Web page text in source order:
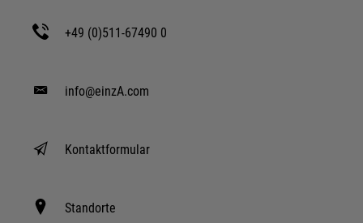
+49 (0)511-67490 0
info@einzA.com
Kontaktformular
Standorte